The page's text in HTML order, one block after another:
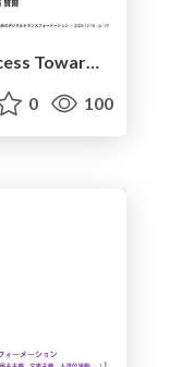
貨幣無き世界への過程 / The Process Towards a World without Money
0 100